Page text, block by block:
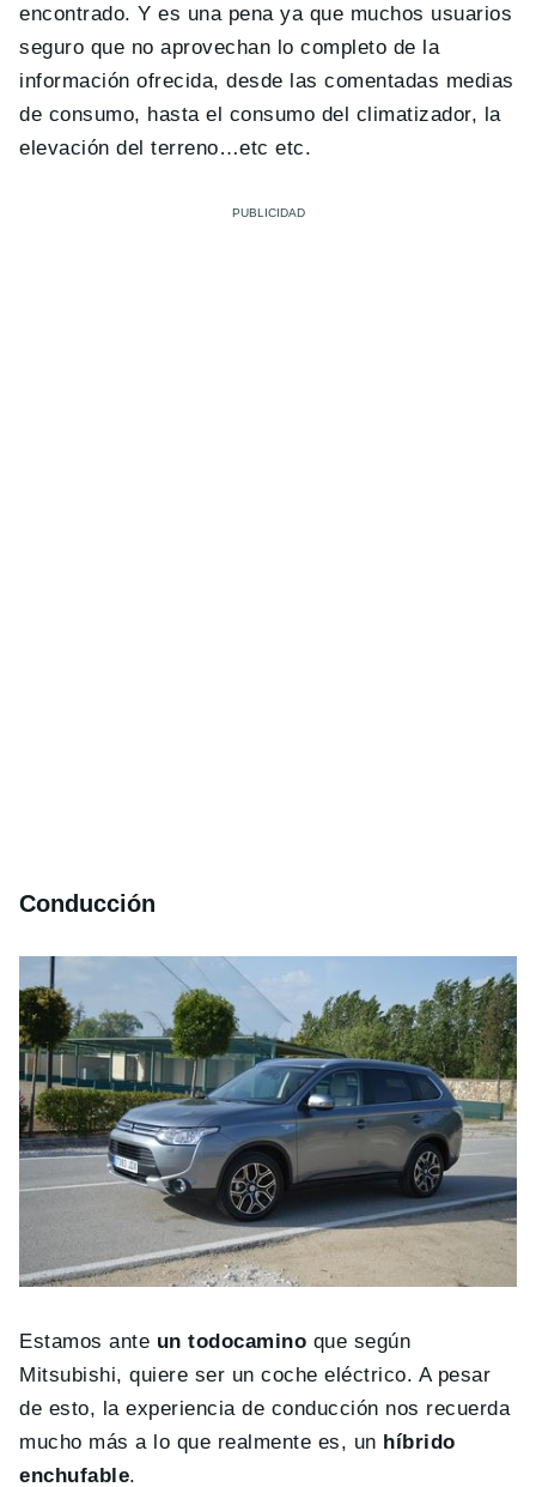
encontrado. Y es una pena ya que muchos usuarios
seguro que no aprovechan lo completo de la
información ofrecida, desde las comentadas medias
de consumo, hasta el consumo del climatizador, la
elevación del terreno…etc etc.
Conducción
Estamos ante un todocamino que según
Mitsubishi, quiere ser un coche eléctrico. A pesar
de esto, la experiencia de conducción nos recuerda
mucho más a lo que realmente es, un híbrido
enchufable.